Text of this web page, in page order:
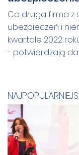
Co druga firma z
ubezpieczeń i
kwartale 2022
- potwierdzają